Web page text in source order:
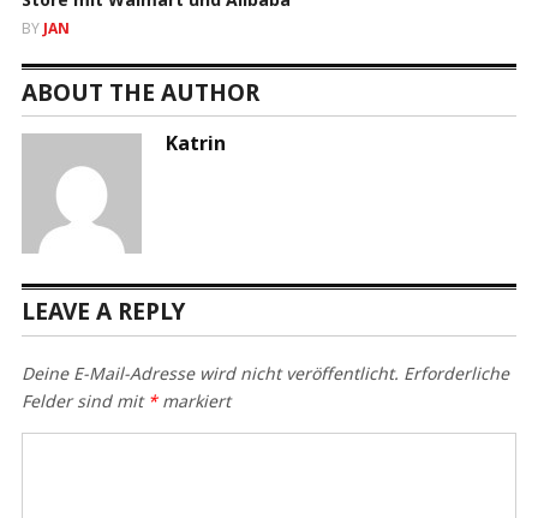
BY JAN
ABOUT THE AUTHOR
Katrin
LEAVE A REPLY
Deine E-Mail-Adresse wird nicht veröffentlicht. Erforderliche
Felder sind mit *markiert